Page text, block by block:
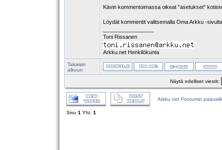
Kävin kommentoimassa oikeat "asetukset"
Löydät kommentit valitsemalla Oma Arkku -
Toni Rissanen
Arkku.net Henkilökunta
Takaisin
alkuun
Näytä edelliset viestit:
Arkku.net Foorumin
Sivu 1 Yht. 1